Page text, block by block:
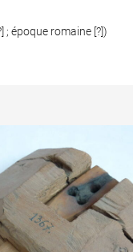
; époque romaine [?])